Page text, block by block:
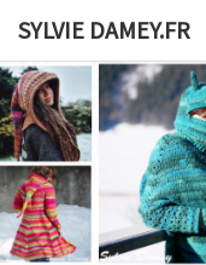
content
SYLVIE DAMEY.FR